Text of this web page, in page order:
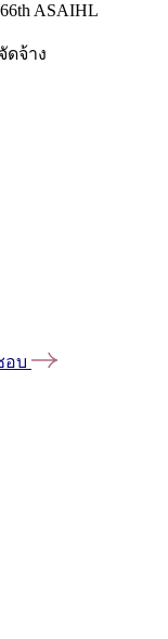
ASAIHL
ดจ้าง
อบ